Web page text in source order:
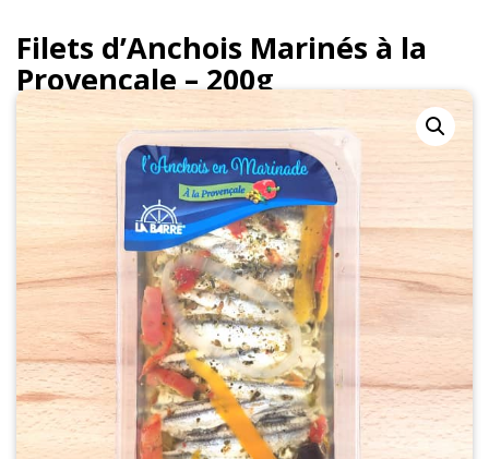
Filets d’Anchois Marinés à la
Provençale – 200g